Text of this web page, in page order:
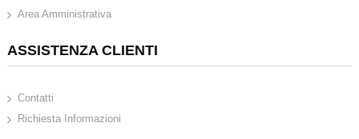
Area Amministrativa
ASSISTENZA CLIENTI
Contatti
Richiesta Informazioni